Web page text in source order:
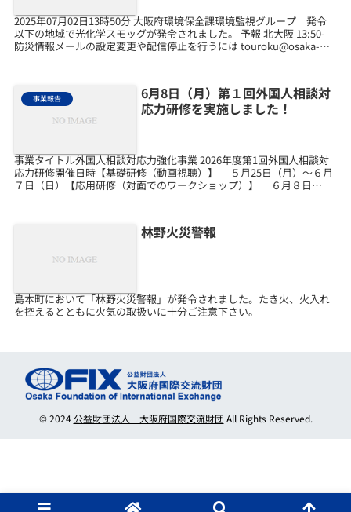
2025年07月02日13時50分 大阪府環境保全課環境監視グループ 発令
以下の地域で光化学スモッグが発令されました。 予報 北大阪 13:50-
防災情報メールの設定変更や配信停止を行うには touroku@osaka-
事業報告
6月8日（月）第１回外国人相談対
応力研修を実施しました！
事業タイトル外国人相談対応力強化事業 2026年度第1回外国人相談対
応力研修開催日時【基礎研修（動画視聴）】 ５月25日（月）～６月
７日（日）【応用研修（対面でのワークショップ）】 ６月８日
林野火災警報
島本町において「林野火災警報」が発令されました。たき火、火入れ
を控えるとともに火気の取扱いに十分ご注意下さい。
© 2024公益財団法人 大阪府国際交流財団 All Rights Reserved.